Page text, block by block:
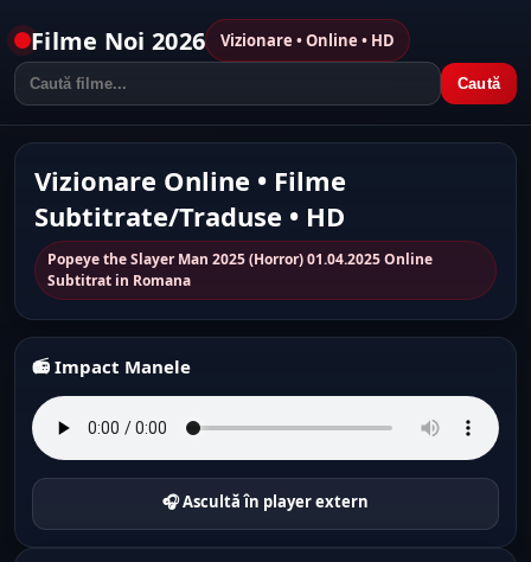
Filme Noi 2026 Vizionare • Online • HD
Caută
Vizionare Online • Filme
Subtitrate/Traduse • HD
Popeye the Slayer Man 2025 (Horror) 01.04.2025 Online
Subtitrat in Romana
📻 Impact Manele
🎧 Ascultă în player extern